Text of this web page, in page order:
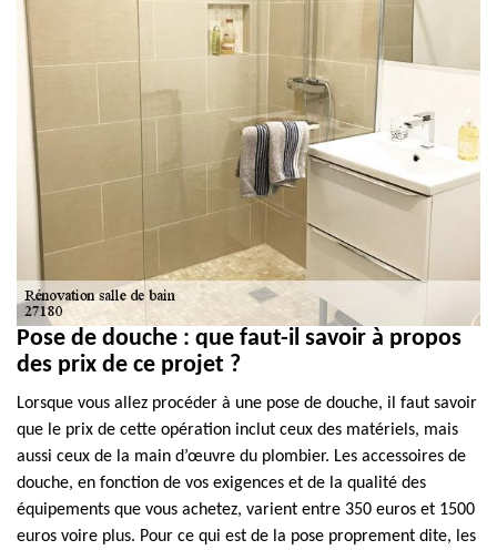
Pose de douche : que faut-il savoir à propos
des prix de ce projet ?
Lorsque vous allez procéder à une pose de douche, il faut savoir
que le prix de cette opération inclut ceux des matériels, mais
aussi ceux de la main d’œuvre du plombier. Les accessoires de
douche, en fonction de vos exigences et de la qualité des
équipements que vous achetez, varient entre 350 euros et 1500
euros voire plus. Pour ce qui est de la pose proprement dite, les